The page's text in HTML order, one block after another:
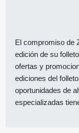
El compromiso de
edición de su
ofertas y
ediciones del
oportunidades de
especializadas